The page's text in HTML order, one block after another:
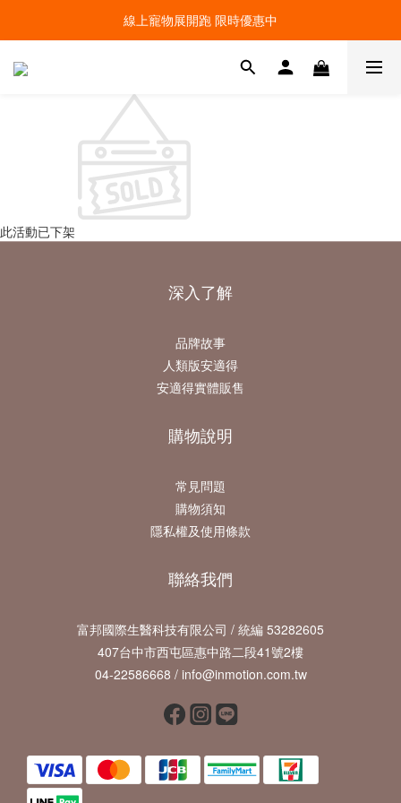
線上寵物展開跑 限時優惠中
線上寵物展開跑 限時優惠中
加入會員，現領100元購物金 ! 立即登入
線上寵物展開跑 限時優惠中
此活動已下架
深入了解
品牌故事
人類版安適得
安適得實體販售
購物說明
常見問題
購物須知
隱私權及使用條款
聯絡我們
富邦國際生醫科技有限公司 / 統編 53282605
407台中市西屯區惠中路二段41號2樓
04-22586668 / info@inmotion.com.tw